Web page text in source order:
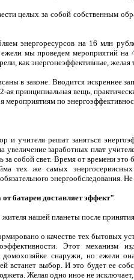
целых за собой собственным
энергоресурсов на 16 млн
мы проведем мероприятий на
как энергонеэффективные, желая
в законе. Вводится искреннее
ая принципиальная вещь,
мероприятиям по
и учителя решат заняться
заработных плат
за собой свет. Время от времени
тех же самых
энергообследования.
батареи доставляет эффект"
нашей планеты после
о качестве тех бытовых
Этот механизм
домохозяйке снаружи, но ежели
встанет выбор. И это будет ее
Желая одно иное не исключает,